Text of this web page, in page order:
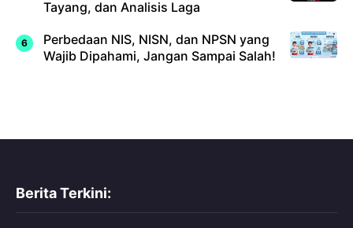
Tayang, dan Analisis Laga
Perbedaan NIS, NISN, dan NPSN yang
Wajib Dipahami, Jangan Sampai Salah!
Berita Terkini: